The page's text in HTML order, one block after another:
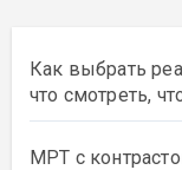
Как выбрать
что смотреть,
МРТ с